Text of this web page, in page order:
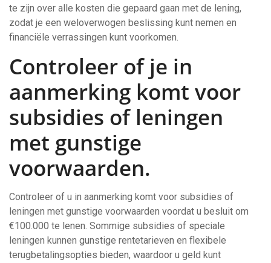
te zijn over alle kosten die gepaard gaan met de lening,
zodat je een weloverwogen beslissing kunt nemen en
financiële verrassingen kunt voorkomen.
Controleer of je in
aanmerking komt voor
subsidies of leningen
met gunstige
voorwaarden.
Controleer of u in aanmerking komt voor subsidies of
leningen met gunstige voorwaarden voordat u besluit om
€100.000 te lenen. Sommige subsidies of speciale
leningen kunnen gunstige rentetarieven en flexibele
terugbetalingsopties bieden, waardoor u geld kunt